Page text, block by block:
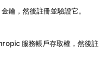
鑰，然後註冊並驗證它。
服務帳戶存取權，然後註